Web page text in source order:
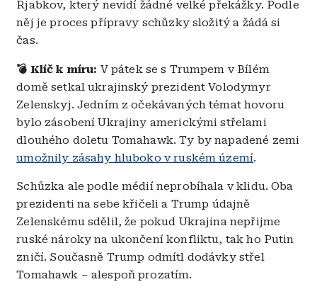
Rjabkov, který nevidí žádné velké překážky. Podle
něj je proces přípravy schůzky složitý a žádá si
čas.
💣 Klíč k míru: V pátek se s Trumpem v Bílém
domě setkal ukrajinský prezident Volodymyr
Zelenskyj. Jedním z očekávaných témat hovoru
bylo zásobení Ukrajiny americkými střelami
dlouhého doletu Tomahawk. Ty by napadené zemi
umožnily zásahy hluboko v ruském území.
Schůzka ale podle médií neprobíhala v klidu. Oba
prezidenti na sebe křičeli a Trump údajně
Zelenskému sdělil, že pokud Ukrajina nepřijme
ruské nároky na ukončení konfliktu, tak ho Putin
zničí. Současně Trump odmítl dodávky střel
Tomahawk – alespoň prozatím.